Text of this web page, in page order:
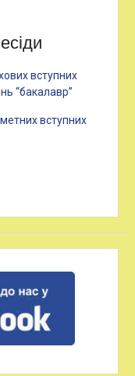
вступних
“бакалавр”
вступних